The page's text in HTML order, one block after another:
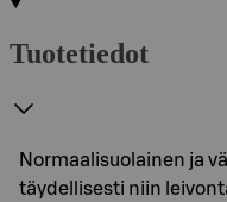
Tuotetiedot
Normaalisuolainen ja
täydellisesti niin